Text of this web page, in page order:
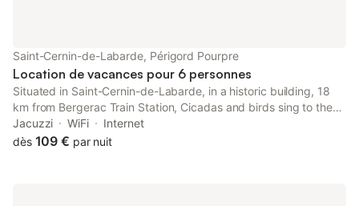
Saint-Cernin-de-Labarde, Périgord Pourpre
Location de vacances pour 6 personnes
Situated in Saint-Cernin-de-Labarde, in a historic building, 18
km from Bergerac Train Station, Cicadas and birds sing to the
setting sun is a villa with a garden and barbecue facilities.
Jacuzzi WiFi
Internet
dès 109 € par nuit